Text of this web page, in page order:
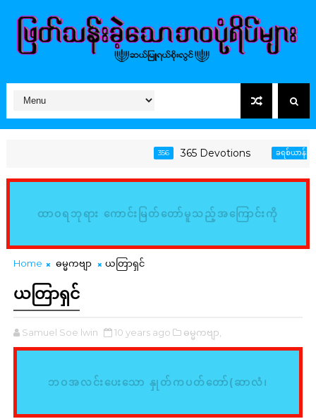
365 Devotions ခရစ်ယာန်အသက်
ထာဝရဘုရား ကောင်းမြတ်တော်မူသည့်အကြောင်းကို
မြည်းစမ်း၍ သိမှတ်ကြလော့ (ဆာလံ၊ ၃၄:၈)
Home ဓမ္မကဗျာ ယတြာရှင်
ယတြာရှင်
Samuel Soe lwin 10 years ago ဓမ္မကဗျာ,
ဘဝအလင်းပေးသော နှုတ်ကပတ်တော်(ဆာလံ၊